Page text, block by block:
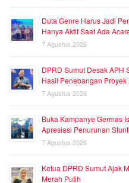
Duta Genre Harus Jadi
Hanya Aktif Saat Ada
7 Agustus 2026
DPRD Sumut Desak APH
Hasil Penebangan Proyek
7 Agustus 2026
Buka Kampanye Germas
Apresiasi Penurunan
7 Agustus 2026
Ketua DPRD Sumut Ajak
Merah Putih